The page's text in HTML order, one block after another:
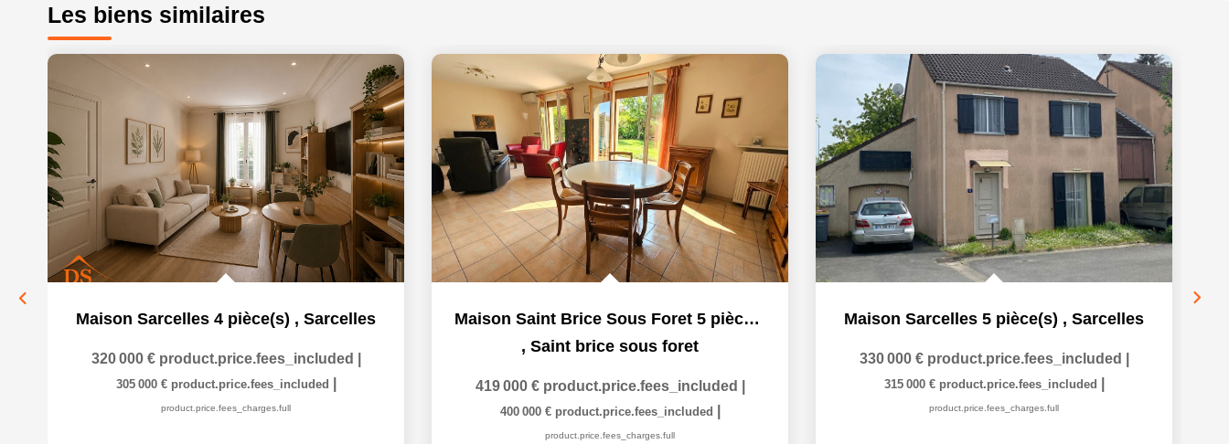
Les biens similaires
Maison Sarcelles 4 pièce(s) , Sarcelles
320 000 € product.price.fees_included
305 000 € product.price.fees_included
product.price.fees_charges.full
Maison Saint Brice Sous Foret 5 pièce(s) 120 m2
, Saint brice sous foret
419 000 € product.price.fees_included
400 000 € product.price.fees_included
product.price.fees_charges.full
Maison Sarcelles 5 pièce(s) , Sarcelles
330 000 € product.price.fees_included
315 000 € product.price.fees_included
product.price.fees_charges.full